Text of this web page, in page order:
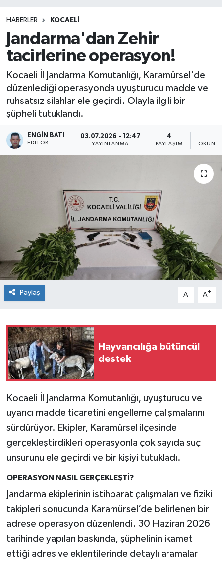
HABERLER KOCAELİ
Jandarma'dan Zehir
tacirlerine operasyon!
Kocaeli İl Jandarma Komutanlığı, Karamürsel'de
düzenlediği operasyonda uyuşturucu madde ve
ruhsatsız silahlar ele geçirdi. Olayla ilgili bir
şüpheli tutuklandı.
ENGIN BATI
EDITÖR
03.07.2026 - 12:47
YAYINLANMA
4
PAYLAŞIM
Paylaş A- A+
Hayvancılığa bütüncül
destek
Kocaeli İl Jandarma Komutanlığı, uyuşturucu ve
uyarıcı madde ticaretini engelleme çalışmalarını
sürdürüyor. Ekipler, Karamürsel ilçesinde
gerçekleştirdikleri operasyonla çok sayıda suç
unsurunu ele geçirdi ve bir kişiyi tutukladı.
OPERASYON NASIL GERÇEKLEŞTİ?
Jandarma ekiplerinin istihbarat çalışmaları ve fiziki
takipleri sonucunda Karamürsel’de belirlenen bir
adrese operasyon düzenlendi. 30 Haziran 2026
tarihinde yapılan baskında, şüphelinin ikamet
ettiği adres ve eklentilerinde detaylı aramalar